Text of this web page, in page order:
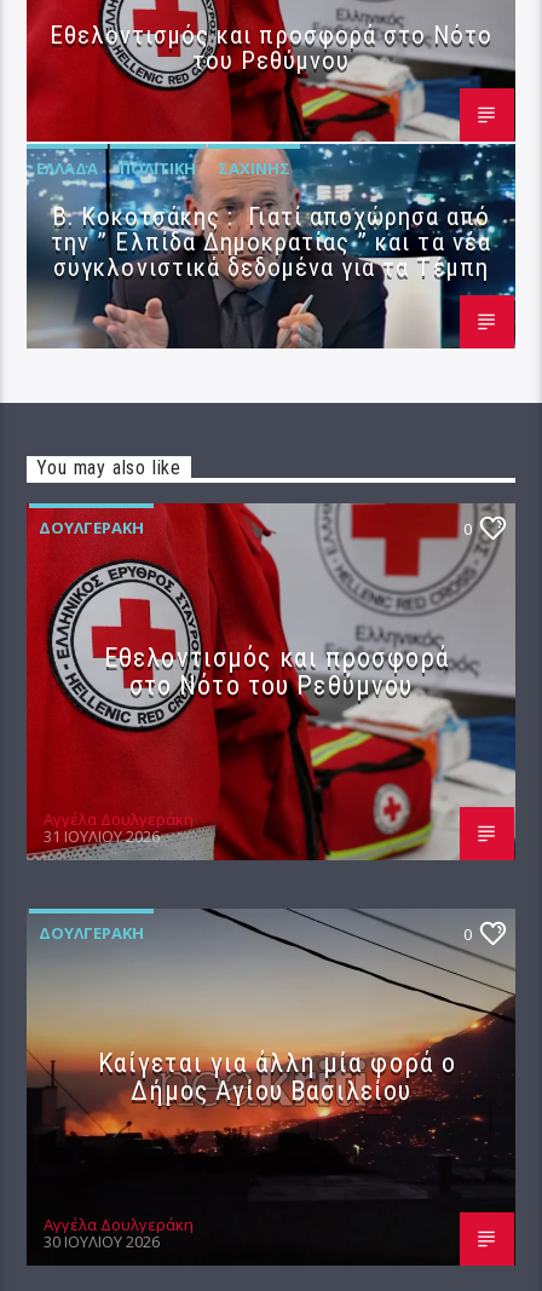
Εθελοντισμός και προσφορά στο Νότο
του Ρεθύμνου
ΕΛΛΆΔΑ ΠΟΛΙΤΙΚΉ ΣΑΧΊΝΗΣ
Β. Κοκοτσάκης : Γιατί αποχώρησα από
την ” Ελπίδα Δημοκρατίας ” και τα νέα
συγκλονιστικά δεδομένα για τα Τέμπη
You may also like
ΔΟΥΛΓΕΡΆΚΗ 0
Εθελοντισμός και προσφορά
στο Νότο του Ρεθύμνου
Αγγέλα Δουλγεράκη
31 ΙΟΥΛΊΟΥ 2026
ΔΟΥΛΓΕΡΆΚΗ 0
Καίγεται για άλλη μία φορά ο
Δήμος Αγίου Βασιλείου
Αγγέλα Δουλγεράκη
30 ΙΟΥΛΊΟΥ 2026